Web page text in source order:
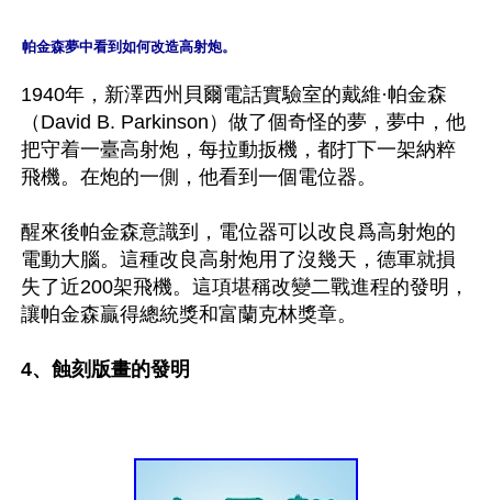
帕金森夢中看到如何改造高射炮。
1940年，新澤西州貝爾電話實驗室的戴維·帕金森
（David B. Parkinson）做了個奇怪的夢，夢中，他
把守着一臺高射炮，每拉動扳機，都打下一架納粹
飛機。在炮的一側，他看到一個電位器。
醒來後帕金森意識到，電位器可以改良爲高射炮的
電動大腦。這種改良高射炮用了沒幾天，德軍就損
失了近200架飛機。這項堪稱改變二戰進程的發明，
讓帕金森贏得總統獎和富蘭克林獎章。
4、蝕刻版畫的發明